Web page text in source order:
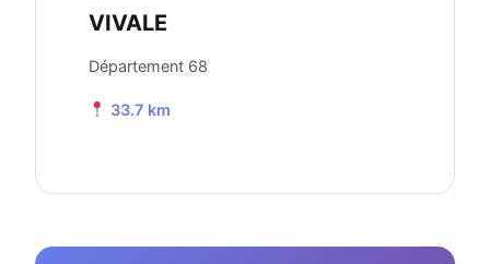
VIVALE
Département 68
33.7 km